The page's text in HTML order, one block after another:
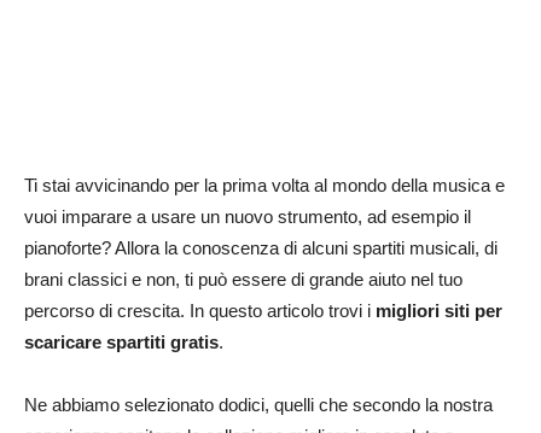
Ti stai avvicinando per la prima volta al mondo della musica e
vuoi imparare a usare un nuovo strumento, ad esempio il
pianoforte? Allora la conoscenza di alcuni spartiti musicali, di
brani classici e non, ti può essere di grande aiuto nel tuo
percorso di crescita. In questo articolo trovi i migliori siti per
scaricare spartiti gratis.
Ne abbiamo selezionato dodici, quelli che secondo la nostra